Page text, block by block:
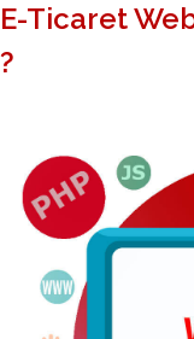
E-Ticaret
?